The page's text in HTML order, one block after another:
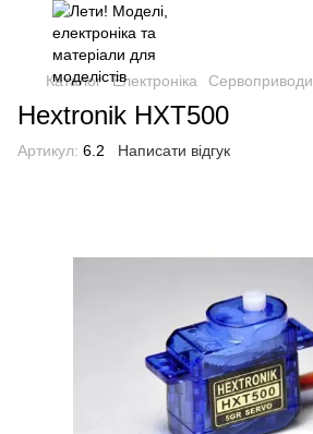
Каталог Електроніка Сервоприводи
Hextronik HXT500
Артикул: 6.2 Написати відгук